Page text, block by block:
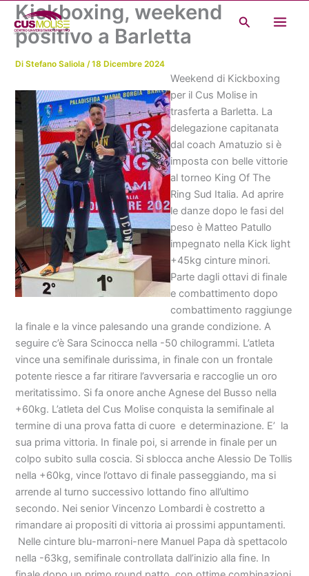
contenuto
Cerca
Kickboxing, weekend
positivo a Barletta
DiStefano Saliola/18 Dicembre 2024
Weekend di Kickboxing
per il Cus Molise in
trasferta a Barletta. La
delegazione capitanata
dal coach Amatuzio si è
imposta con belle vittorie
al torneo King Of The
Ring Sud Italia. Ad aprire
le danze dopo le fasi del
peso è Matteo Patullo
impegnato nella Kick light
+45kg cinture minori.
Parte dagli ottavi di finale
e combattimento dopo
combattimento raggiunge
la finale e la vince palesando una grande condizione. A
seguire c’è Sara Scinocca nella -50 chilogrammi. L’atleta
vince una semifinale durissima, in finale con un frontale
potente riesce a far ritirare l’avversaria e raccoglie un oro
meritatissimo. Si fa onore anche Agnese del Busso nella
+60kg. L’atleta del Cus Molise conquista la semifinale al
termine di una prova fatta di cuore e determinazione. E’ la
sua prima vittoria. In finale poi, si arrende in finale per un
colpo subito sulla coscia. Si sblocca anche Alessio De Tollis
nella +60kg, vince l’ottavo di finale passeggiando, ma si
arrende al turno successivo lottando fino all’ultimo
secondo. Nei senior Vincenzo Lombardi è costretto a
rimandare ai propositi di vittoria ai prossimi appuntamenti.
Nelle cinture blu-marroni-nere Manuel Papa dà spettacolo
nella -63kg, semifinale controllata dall’inizio alla fine. In